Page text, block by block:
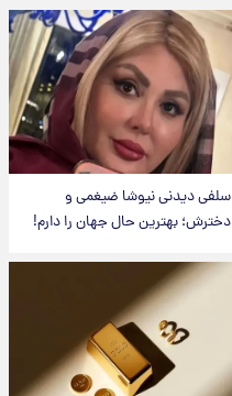
سلفی دیدنی نیوشا ضیغمی و
دخترش؛ بهترین حال جهان را دارم!